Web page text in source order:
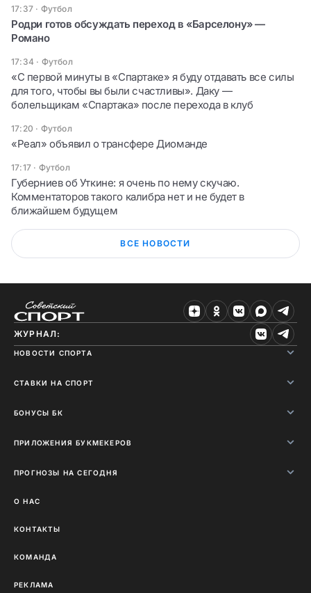
17:37 · Футбол
Родри готов обсуждать переход в «Барселону» —
Романо
17:34 · Футбол
«С первой минуты в «Спартаке» я буду отдавать все силы
для того, чтобы вы были счастливы». Даку —
болельщикам «Cпартака» после перехода в клуб
17:20 · Футбол
«Реал» объявил о трансфере Диоманде
17:17 · Футбол
Губерниев об Уткине: я очень по нему скучаю.
Комментаторов такого калибра нет и не будет в
ближайшем будущем
ВСЕ НОВОСТИ
ЖУРНАЛ:
НОВОСТИ СПОРТА
СТАВКИ НА СПОРТ
БОНУСЫ БК
ПРИЛОЖЕНИЯ БУКМЕКЕРОВ
ПРОГНОЗЫ НА СЕГОДНЯ
О НАС
КОНТАКТЫ
КОМАНДА
РЕКЛАМА